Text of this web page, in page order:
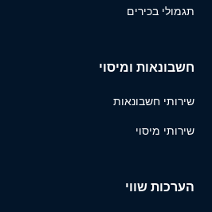
תגמולי בכירים
חשבונאות ומיסוי
שירותי חשבונאות
שירותי מיסוי
הערכות שווי